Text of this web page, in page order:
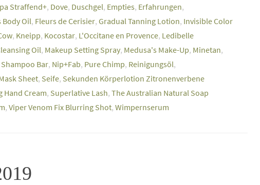
Straffend+, Dove, Duschgel, Empties, Erfahrungen,
Body Oil, Fleurs de Cerisier, Gradual Tanning Lotion, Invisible Color
, Kneipp, Kocostar, L'Occitane en Provence, Ledibelle
Oil, Makeup Setting Spray, Medusa's Make-Up, Minetan,
Bar, Nip+Fab, Pure Chimp, Reinigungsöl,
Sheet, Seife, Sekunden Körperlotion Zitronenverbene
Hand Cream, Superlative Lash, The Australian Natural Soap
, Viper Venom Fix Blurring Shot, Wimpernserum